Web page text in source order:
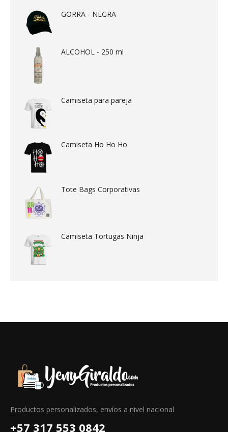
$47000.$39000.
GORRA - NEGRA
ALCOHOL - 250 ml
Camiseta para pareja
Camiseta Ho Ho Ho
Tote Bags Corporativas
Camiseta Tortugas Ninja
Productos personalizados, envíos a nivel nacional
+57 317 553 0842